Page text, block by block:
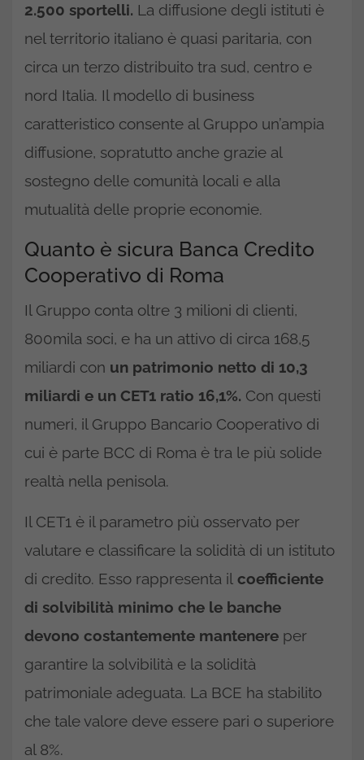
2.500 sportelli. La diffusione degli istituti è
nel territorio italiano è quasi paritaria, con
circa un terzo distribuito tra sud, centro e
nord Italia. Il modello di business
caratteristico consente al Gruppo un’ampia
diffusione, sopratutto anche grazie al
sostegno delle comunità locali e alla
mutualità delle proprie economie.
Quanto è sicura Banca Credito
Cooperativo di Roma
Il Gruppo conta oltre 3 milioni di clienti,
800mila soci, e ha un attivo di circa 168,5
miliardi con un patrimonio netto di 10,3
miliardi e un CET1 ratio 16,1%. Con questi
numeri, il Gruppo Bancario Cooperativo di
cui è parte BCC di Roma è tra le più solide
realtà nella penisola.
Il CET1 è il parametro più osservato per
valutare e classificare la solidità di un istituto
di credito. Esso rappresenta il coefficiente
di solvibilità minimo che le banche
devono costantemente mantenere per
garantire la solvibilità e la solidità
patrimoniale adeguata. La BCE ha stabilito
che tale valore deve essere pari o superiore
al 8%.